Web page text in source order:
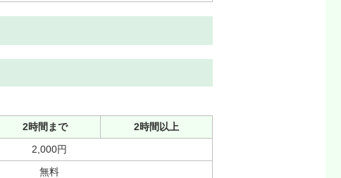
2時間まで
2時間以上
2,000円
無料